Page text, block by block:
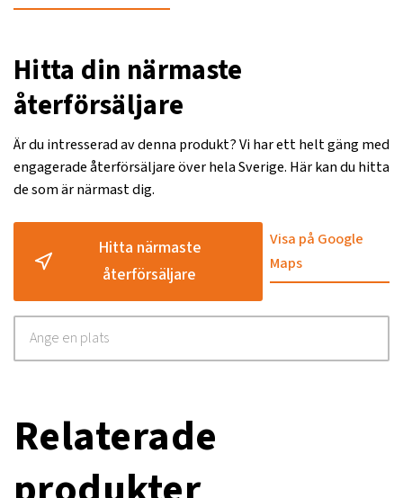
Hitta din närmaste
återförsäljare
Är du intresserad av denna produkt? Vi har ett helt gäng med
engagerade återförsäljare över hela Sverige. Här kan du hitta
de som är närmast dig.
Hitta närmaste
återförsäljare
Visa på Google
Maps
Relaterade